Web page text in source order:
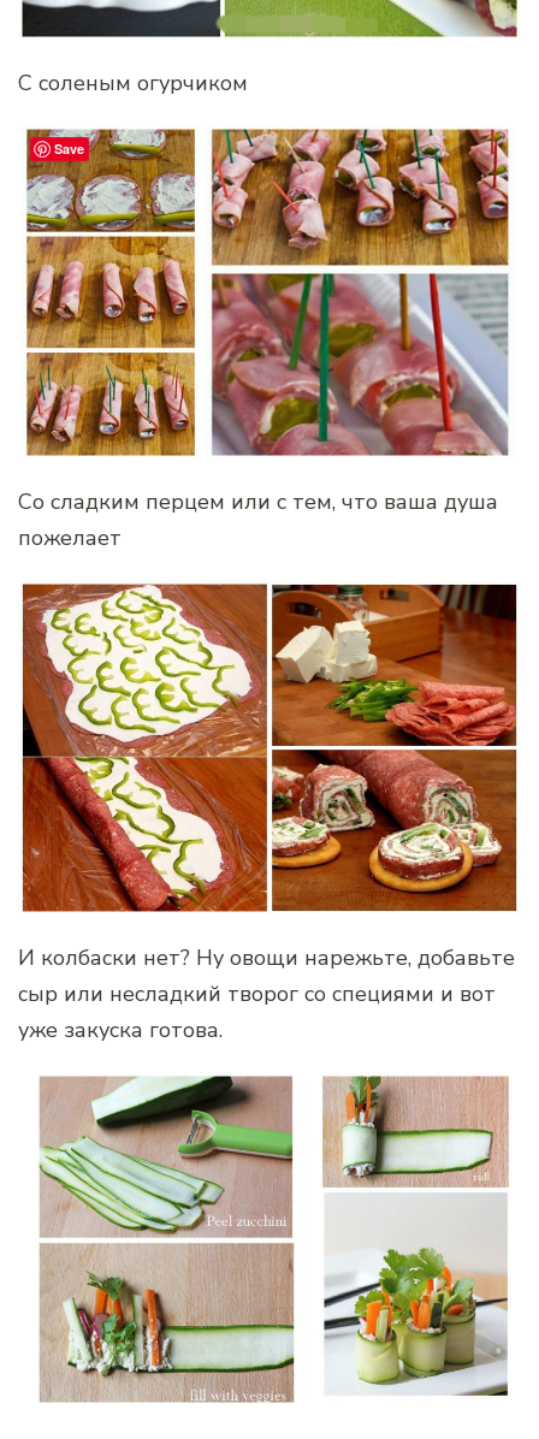
С соленым огурчиком
Со сладким перцем или с тем, что ваша душа
пожелает
И колбаски нет? Ну овощи нарежьте, добавьте
сыр или несладкий творог со специями и вот
уже закуска готова.
Save